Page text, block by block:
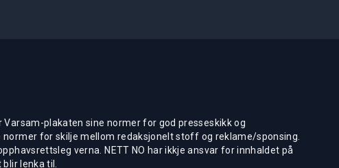
Varsam-plakaten sine normer for god presseskikk og
normer for skilje mellom redaksjonelt stoff og reklame/sponsing.
verna. NETT NO har ikkje ansvar for innhaldet på
lenka til.